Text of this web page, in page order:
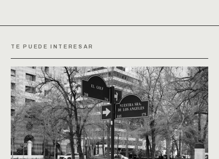
TE PUEDE INTERESAR